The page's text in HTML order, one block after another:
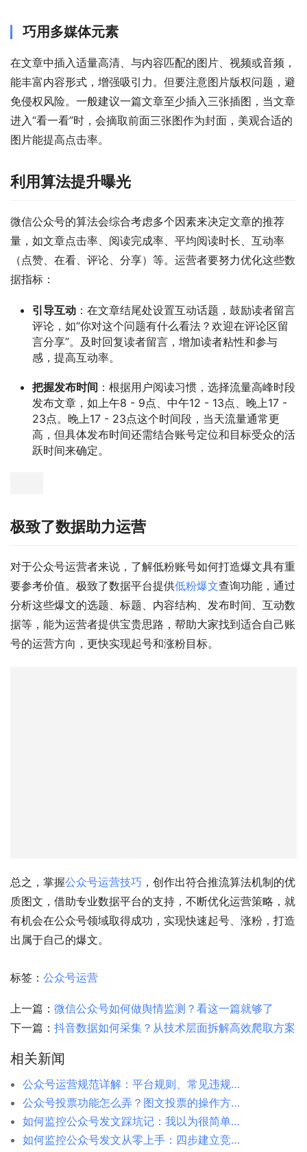
巧用多媒体元素
在文章中插入适量高清、与内容匹配的图片、视频或音频，
能丰富内容形式，增强吸引力。但要注意图片版权问题，避
免侵权风险。一般建议一篇文章至少插入三张插图，当文章
进入“看一看”时，会摘取前面三张图作为封面，美观合适的
图片能提高点击率。
利用算法提升曝光
微信公众号的算法会综合考虑多个因素来决定文章的推荐
量，如文章点击率、阅读完成率、平均阅读时长、互动率
（点赞、在看、评论、分享）等。运营者要努力优化这些数
据指标：
引导互动 ：在文章结尾处设置互动话题，鼓励读者留言
评论，如“你对这个问题有什么看法？欢迎在评论区留
言分享”。及时回复读者留言，增加读者粘性和参与
感，提高互动率。
把握发布时间 ：根据用户阅读习惯，选择流量高峰时段
发布文章，如上午8 - 9点、中午12 - 13点、晚上17 -
23点。晚上17 - 23点这个时间段，当天流量通常更
高，但具体发布时间还需结合账号定位和目标受众的活
跃时间来确定。
极致了数据助力运营
对于公众号运营者来说，了解低粉账号如何打造爆文具有重
要参考价值。极致了数据平台提供低粉爆文查询功能，通过
分析这些爆文的选题、标题、内容结构、发布时间、互动数
据等，能为运营者提供宝贵思路，帮助大家找到适合自己账
号的运营方向，更快实现起号和涨粉目标。
总之，掌握公众号运营技巧 ，创作出符合推流算法机制的优
质图文，借助专业数据平台的支持，不断优化运营策略，就
有机会在公众号领域取得成功，实现快速起号、涨粉，打造
出属于自己的爆文。
标签： 公众号运营
上一篇： 微信公众号如何做舆情监测？看这一篇就够了
下一篇： 抖音数据如何采集？从技术层面拆解高效爬取方案
相关新闻
公众号运营规范详解：平台规则、常见违规与安全运营指南
公众号投票功能怎么弄？图文投票的操作方法全讲解
如何监控公众号发文踩坑记：我以为很简单，结果踩了一堆坑
如何监控公众号发文从零上手：四步建立竞品监控体系